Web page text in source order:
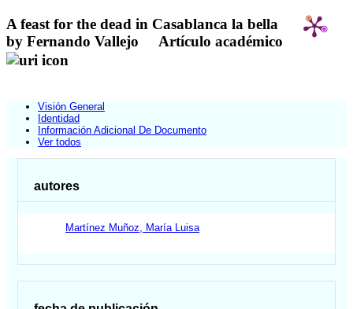
A feast for the dead in Casablanca la bella
by Fernando Vallejo
Artículo académico
Visión General
Identidad
Información Adicional De Documento
Ver todos
autores
Martínez Muñoz, María Luisa